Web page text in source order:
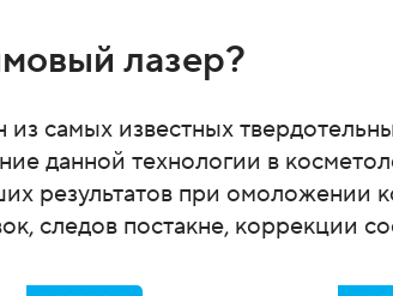
лазер?
из самых известных
данной технологии в
результатов при омоложении
следов постакне, коррекции